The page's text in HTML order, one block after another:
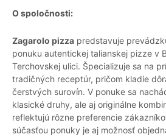
O spoločnosti:
Zagarolo pizza predstavuje
ponuku autentickej talianskej pizze v
Terchovskej ulici. Špecializuje sa na
tradičných receptúr, pričom kladie
čerstvých surovín. V ponuke sa
klasické druhy, ale aj originálne
reflektujú rôzne preferencie
súčasťou ponuky je aj možnosť